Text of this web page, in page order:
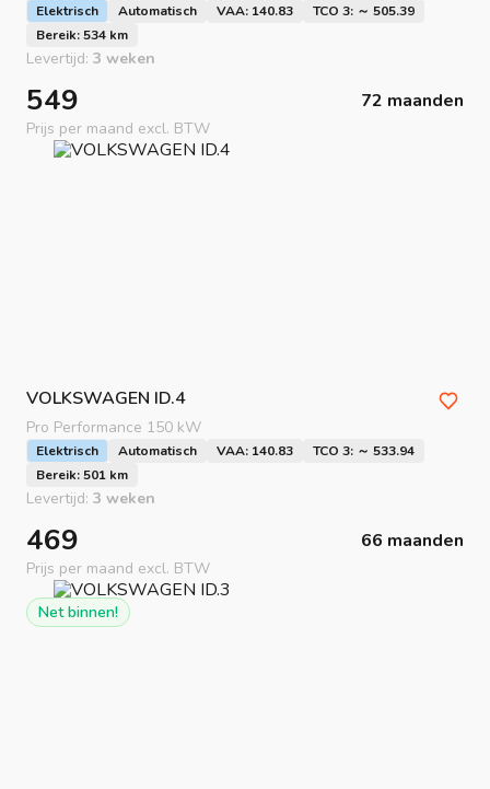
Elektrisch Automatisch VAA: 140.83
TCO 3: ～ 505.39
Bereik: 534 km
Levertijd: 3 weken
549 72 maanden
Prijs per maand excl. BTW
VOLKSWAGEN ID.4
Pro Performance 150 kW
Elektrisch Automatisch VAA: 140.83
TCO 3: ～ 533.94
Bereik: 501 km
Levertijd: 3 weken
469 66 maanden
Prijs per maand excl. BTW
Net binnen!